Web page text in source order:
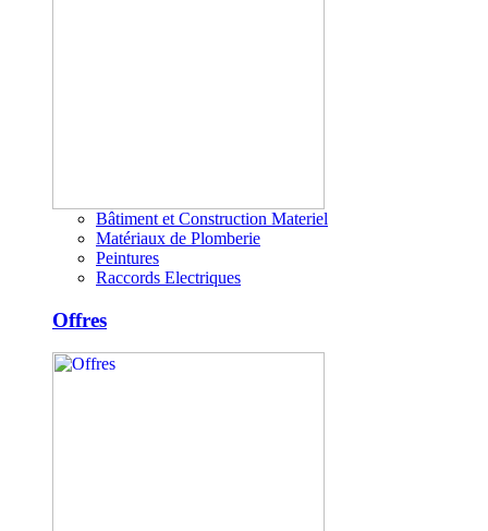
Bâtiment et Construction Materiel
Matériaux de Plomberie
Peintures
Raccords Electriques
Offres